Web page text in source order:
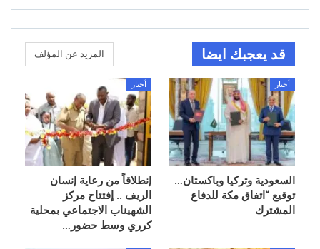
قد يعجبك ايضا المزيد عن المؤلف
أخبار
السعودية وتركيا وباكستان…
توقيع “اتفاق مكة للدفاع
المشترك
أخبار
إنطلاقاً من رعاية إنسان
الريف .. إفتتاح مركز
الشهيناب الاجتماعي بمحلية
كرري وسط حضور…